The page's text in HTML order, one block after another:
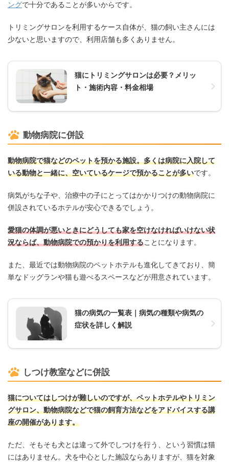
ングで十分であることが多いからです。
トリミングサロンを利用するケース自体が、猫の飼い主さんには
少ないと思いますので、利用店舗も多くありません。
猫にトリミングサロンは必要？メリッ
ト・施術内容・料金相場
動物病院に併設
動物病院で猫などのペットを預かる施設。多くは病院に入院して
いる動物と一緒に、空いているケージで預かることが多いです。
病気がちな子や、治療中の子にとってはかかりつけの動物病院に
併設されているホテルが安心できるでしょう。
愛猫の体調が悪いときにどうしても家を空けなければいけない状
況ならば、動物病院での預かりを利用することになります。
また、最近では動物病院のペットホテルも進化してきており、簡
単なドッグランや猫も遊べるスペースなどが用意されています。
猫の病気の一覧表｜病気の種類や病気の
症状を詳しく解説
しつけ教室などに併設
猫についてはしつけが難しいのですが、ペットホテルやトリミン
グサロン、動物病院などで猫の飼育方法などをアドバイスする講
座の開催があります。
ただ、そもそも犬とは違って外でしつけを行う、という習慣は猫
にはありません。犬を中心とした施設ならありますが、猫を対象